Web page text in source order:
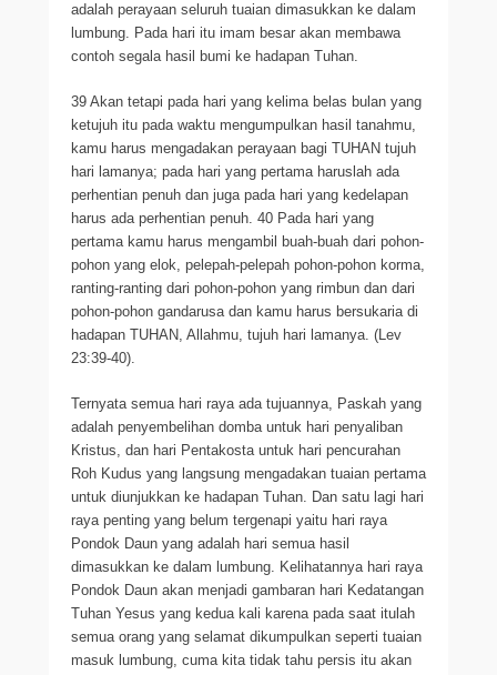
adalah perayaan seluruh tuaian dimasukkan ke dalam
lumbung. Pada hari itu imam besar akan membawa
contoh segala hasil bumi ke hadapan Tuhan.
39 Akan tetapi pada hari yang kelima belas bulan yang
ketujuh itu pada waktu mengumpulkan hasil tanahmu,
kamu harus mengadakan perayaan bagi TUHAN tujuh
hari lamanya; pada hari yang pertama haruslah ada
perhentian penuh dan juga pada hari yang kedelapan
harus ada perhentian penuh. 40 Pada hari yang
pertama kamu harus mengambil buah-buah dari pohon-
pohon yang elok, pelepah-pelepah pohon-pohon korma,
ranting-ranting dari pohon-pohon yang rimbun dan dari
pohon-pohon gandarusa dan kamu harus bersukaria di
hadapan TUHAN, Allahmu, tujuh hari lamanya. (Lev
23:39-40).
Ternyata semua hari raya ada tujuannya, Paskah yang
adalah penyembelihan domba untuk hari penyaliban
Kristus, dan hari Pentakosta untuk hari pencurahan
Roh Kudus yang langsung mengadakan tuaian pertama
untuk diunjukkan ke hadapan Tuhan. Dan satu lagi hari
raya penting yang belum tergenapi yaitu hari raya
Pondok Daun yang adalah hari semua hasil
dimasukkan ke dalam lumbung. Kelihatannya hari raya
Pondok Daun akan menjadi gambaran hari Kedatangan
Tuhan Yesus yang kedua kali karena pada saat itulah
semua orang yang selamat dikumpulkan seperti tuaian
masuk lumbung, cuma kita tidak tahu persis itu akan